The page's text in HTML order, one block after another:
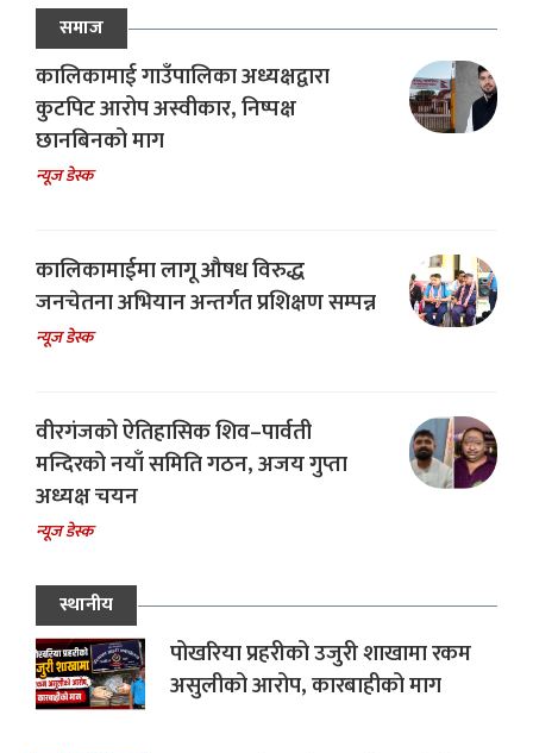
समाज
कालिकामाई गाउँपालिका अध्यक्षद्वारा
कुटपिट आरोप अस्वीकार, निष्पक्ष
छानबिनको माग
न्यूज डेस्क
कालिकामाईमा लागू औषध विरुद्ध
जनचेतना अभियान अन्तर्गत प्रशिक्षण सम्पन्न
न्यूज डेस्क
वीरगंजको ऐतिहासिक शिव–पार्वती
मन्दिरको नयाँ समिति गठन, अजय गुप्ता
अध्यक्ष चयन
न्यूज डेस्क
स्थानीय
पोखरिया प्रहरीको उजुरी शाखामा रकम
असुलीको आरोप, कारबाहीको माग